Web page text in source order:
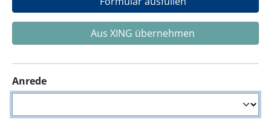
Aus XING übernehmen
Anrede